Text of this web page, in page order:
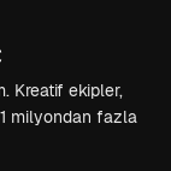
Kreatif ekipler,
milyondan fazla